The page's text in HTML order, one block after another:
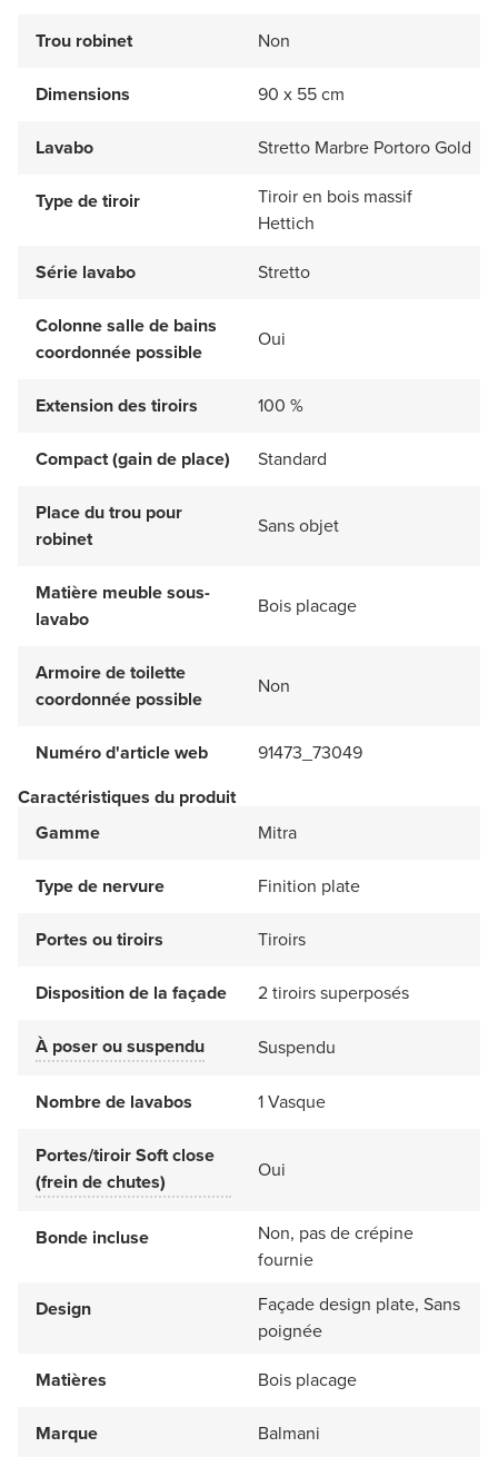
Trou robinet Non
Dimensions 90 x 55 cm
Lavabo Stretto Marbre Portoro Gold
Type de tiroir
Tiroir en bois massif
Hettich
Série lavabo
Stretto
Colonne salle de bains
coordonnée possible
Oui
Extension des tiroirs 100 %
Compact (gain de place) Standard
Place du trou pour
robinet
Sans objet
Matière meuble sous-
lavabo
Bois placage
Armoire de toilette
coordonnée possible
Non
Numéro d'article web
91473_73049
Caractéristiques du produit
Gamme
Mitra
Type de nervure Finition plate
Portes ou tiroirs Tiroirs
Disposition de la façade 2 tiroirs superposés
À poser ou suspendu Suspendu
Nombre de lavabos 1 Vasque
Portes/tiroir Soft close
(frein de chutes)
Oui
Bonde incluse
Non, pas de crépine
fournie
Design
Façade design plate, Sans
poignée
Matières
Bois placage
Marque Balmani